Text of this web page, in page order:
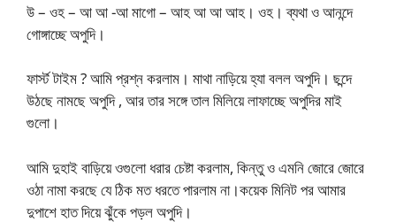
উ – ওহ – আ আ -আ মাগো – আহ আ আ আহ। ওহ। ব্যথা ও আনন্দে
গোঙ্গাচ্ছে অপুদি।
ফার্স্ট টাইম ? আমি প্রশ্ন করলাম। মাথা নাড়িয়ে হ্যা বলল অপুদি। ছন্দে
উঠছে নামছে অপুদি , আর তার সঙ্গে তাল মিলিয়ে লাফাচ্ছে অপুদির মাই
গুলো।
আমি দুহাই বাড়িয়ে ওগুলো ধরার চেষ্টা করলাম, কিন্তু ও এমনি জোরে জোরে
ওঠা নামা করছে যে ঠিক মত ধরতে পারলাম না।কয়েক মিনিট পর আমার
দুপাশে হাত দিয়ে ঝুঁকে পড়ল অপুদি।